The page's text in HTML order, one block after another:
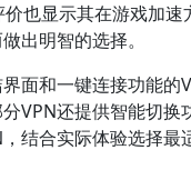
也显示其在游戏加
出明智的选择。
面和一键连接功能的
VPN还提供智能切
结合实际体验选择